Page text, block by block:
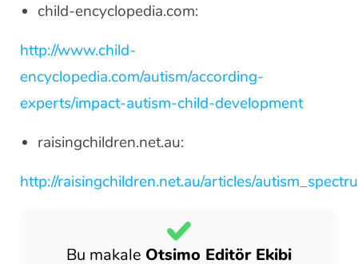
child-encyclopedia.com:
http://www.child-
encyclopedia.com/autism/according-
experts/impact-autism-child-development
raisingchildren.net.au:
http://raisingchildren.net.au/articles/
Bu makale Otsimo Editör Ekibi